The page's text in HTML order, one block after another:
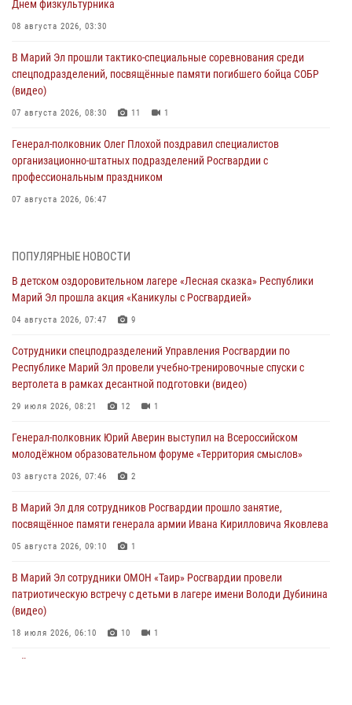
Днем физкультурника
08 августа 2026, 03:30
В Марий Эл прошли тактико-специальные соревнования среди
спецподразделений, посвящённые памяти погибшего бойца СОБР
(видео)
07 августа 2026, 08:30 11 1
Генерал-полковник Олег Плохой поздравил специалистов
организационно-штатных подразделений Росгвардии с
профессиональным праздником
07 августа 2026, 06:47
Всероссийском семинаре в Нижнем Новгороде (видео)
07 августа 2026, 06:25 8 1
Команда «Росгвардия» принимает участие в военно-спортивном
07 августа 2026, 05:43 10
Представитель вневедомственной охраны Управления Росгвардии
по Республике Марий Эл принял участие в учебно-методическом
06 августа 2026, 09:37 10
В Марий Эл сотрудники ЛРР Росгвардии за прошедший месяц
06 августа 2026, 08:00
В Марий Эл сотрудники вневедомственной охраны Росгвардии за
05 августа 2026, 09:44
ПОПУЛЯРНЫЕ НОВОСТИ
В детском оздоровительном лагере «Лесная сказка» Республики
Марий Эл прошла акция «Каникулы с Росгвардией»
04 августа 2026, 07:47 9
Сотрудники спецподразделений Управления Росгвардии по
Республике Марий Эл провели учебно-тренировочные спуски с
вертолета в рамках десантной подготовки (видео)
29 июля 2026, 08:21 12 1
Генерал-полковник Юрий Аверин выступил на Всероссийском
молодёжном образовательном форуме «Территория смыслов»
03 августа 2026, 07:46 2
В Марий Эл для сотрудников Росгвардии прошло занятие,
посвящённое памяти генерала армии Ивана Кирилловича Яковлева
05 августа 2026, 09:10 1
В Марий Эл сотрудники ОМОН «Таир» Росгвардии провели
патриотическую встречу с детьми в лагере имени Володи Дубинина
(видео)
18 июля 2026, 06:10 10 1